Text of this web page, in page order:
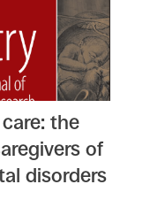
the
of
disorders